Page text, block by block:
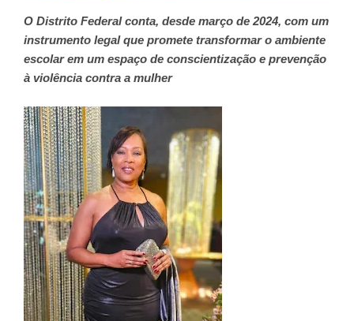
O Distrito Federal conta, desde março de 2024, com um
instrumento legal que promete transformar o ambiente
escolar em um espaço de conscientização e prevenção
à violência contra a mulher